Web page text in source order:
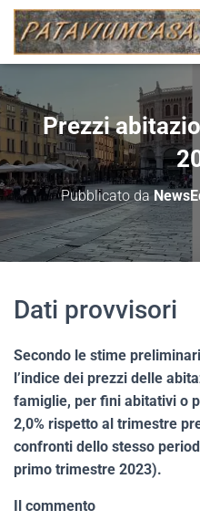
Prezzi
Pubblicato da
Dati provvisori
Secondo le stime
l’indice dei prezzi delle
famiglie, per fini abitativi o
2,0% rispetto al trimestre
confronti dello stesso
primo trimestre 2023).
Il commento